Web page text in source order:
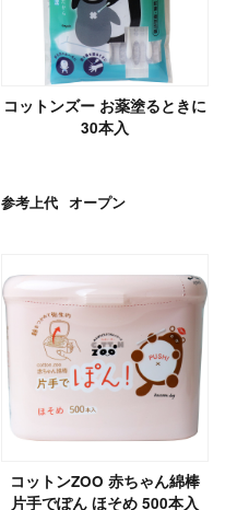
コットンズー お薬塗るときに
30本入
参考上代 オープン
コットンZOO 赤ちゃん綿棒
片手でぽん ほそめ 500本入